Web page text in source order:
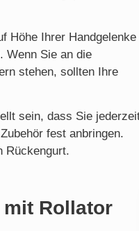
Höhe Ihrer Handgelenke
Wenn Sie an die
stehen, sollten Ihre
sein, dass Sie
fest anbringen.
Rückengurt.
Rollator